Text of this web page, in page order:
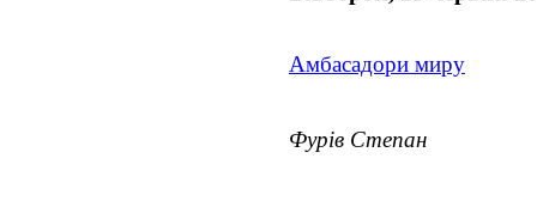
Амбасадори миру
Фурів Степан